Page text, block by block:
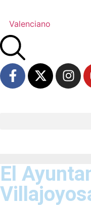
Valenciano
El